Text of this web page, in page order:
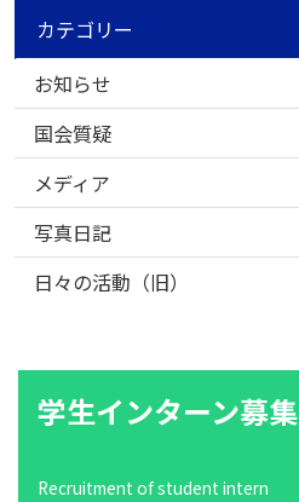
カテゴリー
お知らせ
国会質疑
メディア
写真日記
日々の活動（旧）
学生インターン募集
Recruitment of student intern